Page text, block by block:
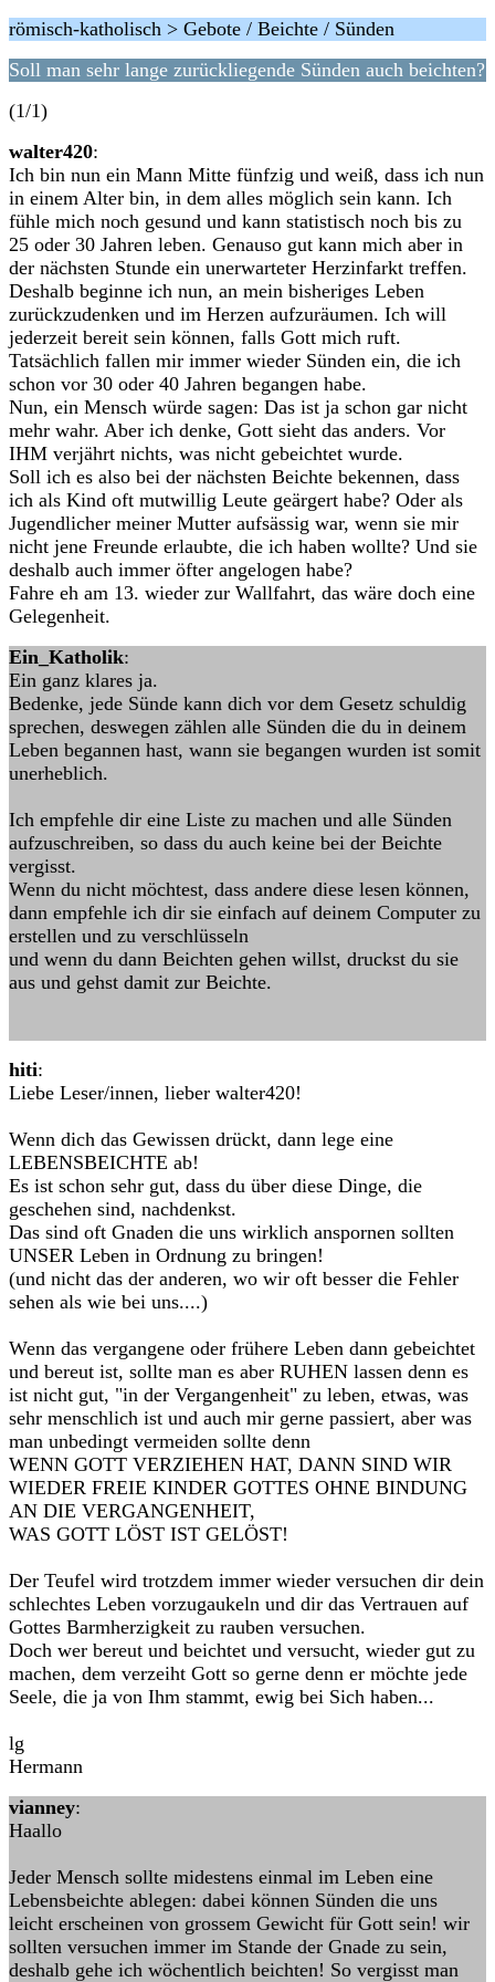
römisch-katholisch > Gebote / Beichte / Sünden
Soll man sehr lange zurückliegende Sünden auch beichten?
(1/1)
walter420:
Ich bin nun ein Mann Mitte fünfzig und weiß, dass ich nun
in einem Alter bin, in dem alles möglich sein kann. Ich
fühle mich noch gesund und kann statistisch noch bis zu
25 oder 30 Jahren leben. Genauso gut kann mich aber in
der nächsten Stunde ein unerwarteter Herzinfarkt treffen.
Deshalb beginne ich nun, an mein bisheriges Leben
zurückzudenken und im Herzen aufzuräumen. Ich will
jederzeit bereit sein können, falls Gott mich ruft.
Tatsächlich fallen mir immer wieder Sünden ein, die ich
schon vor 30 oder 40 Jahren begangen habe.
Nun, ein Mensch würde sagen: Das ist ja schon gar nicht
mehr wahr. Aber ich denke, Gott sieht das anders. Vor
IHM verjährt nichts, was nicht gebeichtet wurde.
Soll ich es also bei der nächsten Beichte bekennen, dass
ich als Kind oft mutwillig Leute geärgert habe? Oder als
Jugendlicher meiner Mutter aufsässig war, wenn sie mir
nicht jene Freunde erlaubte, die ich haben wollte? Und sie
deshalb auch immer öfter angelogen habe?
Fahre eh am 13. wieder zur Wallfahrt, das wäre doch eine
Gelegenheit.
Ein_Katholik:
Ein ganz klares ja.
Bedenke, jede Sünde kann dich vor dem Gesetz schuldig
sprechen, deswegen zählen alle Sünden die du in deinem
Leben begannen hast, wann sie begangen wurden ist somit
unerheblich.
Ich empfehle dir eine Liste zu machen und alle Sünden
aufzuschreiben, so dass du auch keine bei der Beichte
vergisst.
Wenn du nicht möchtest, dass andere diese lesen können,
dann empfehle ich dir sie einfach auf deinem Computer zu
erstellen und zu verschlüsseln
und wenn du dann Beichten gehen willst, druckst du sie
aus und gehst damit zur Beichte.
hiti:
Liebe Leser/innen, lieber walter420!
Wenn dich das Gewissen drückt, dann lege eine
LEBENSBEICHTE ab!
Es ist schon sehr gut, dass du über diese Dinge, die
geschehen sind, nachdenkst.
Das sind oft Gnaden die uns wirklich anspornen sollten
UNSER Leben in Ordnung zu bringen!
(und nicht das der anderen, wo wir oft besser die Fehler
sehen als wie bei uns....)
Wenn das vergangene oder frühere Leben dann gebeichtet
und bereut ist, sollte man es aber RUHEN lassen denn es
ist nicht gut, "in der Vergangenheit" zu leben, etwas, was
sehr menschlich ist und auch mir gerne passiert, aber was
man unbedingt vermeiden sollte denn
WENN GOTT VERZIEHEN HAT, DANN SIND WIR
WIEDER FREIE KINDER GOTTES OHNE BINDUNG
AN DIE VERGANGENHEIT,
WAS GOTT LÖST IST GELÖST!
Der Teufel wird trotzdem immer wieder versuchen dir dein
schlechtes Leben vorzugaukeln und dir das Vertrauen auf
Gottes Barmherzigkeit zu rauben versuchen.
Doch wer bereut und beichtet und versucht, wieder gut zu
machen, dem verzeiht Gott so gerne denn er möchte jede
Seele, die ja von Ihm stammt, ewig bei Sich haben...
lg
Hermann
vianney:
Haallo
Jeder Mensch sollte midestens einmal im Leben eine
Lebensbeichte ablegen: dabei können Sünden die uns
leicht erscheinen von grossem Gewicht für Gott sein! wir
sollten versuchen immer im Stande der Gnade zu sein,
deshalb gehe ich wöchentlich beichten! So vergisst man